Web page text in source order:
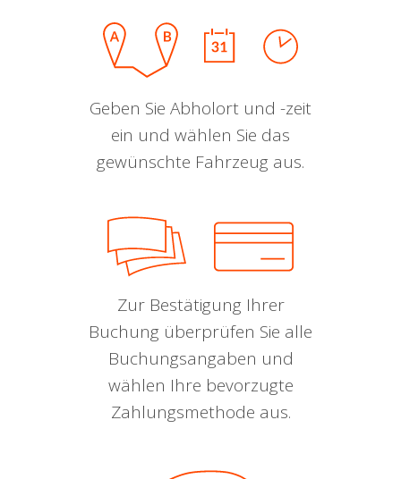
Geben Sie Abholort und -zeit
ein und wählen Sie das
gewünschte Fahrzeug aus.
Zur Bestätigung Ihrer
Buchung überprüfen Sie alle
Buchungsangaben und
wählen Ihre bevorzugte
Zahlungsmethode aus.